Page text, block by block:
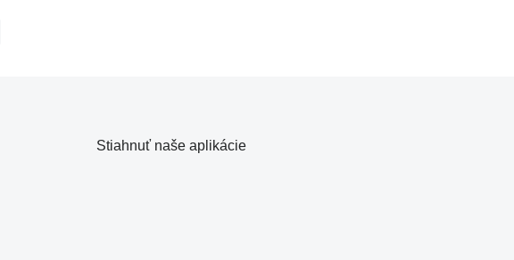
Stiahnuť naše aplikácie